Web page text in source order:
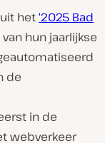
het‘2025 Bad
hun jaarlijkse
de
in de
webverkeer